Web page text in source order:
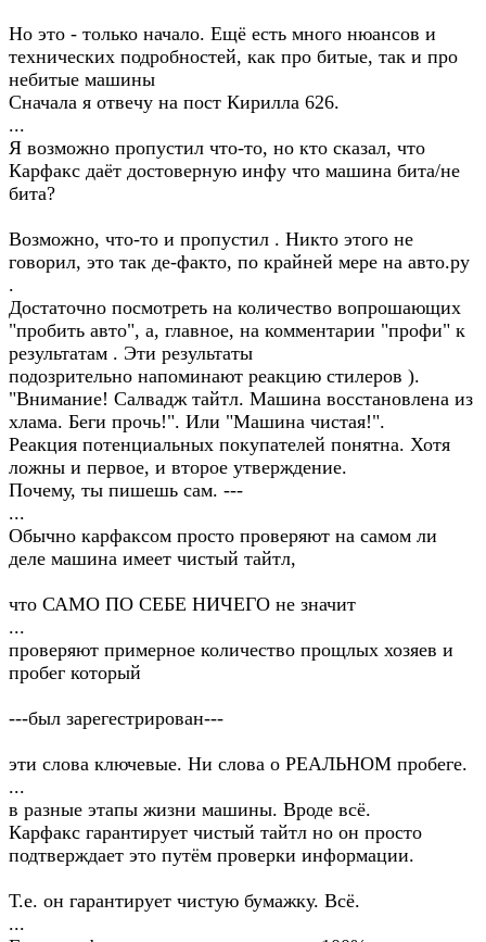
Но это - только начало. Ещё есть много нюансов и
технических подробностей, как про битые, так и про
небитые машины
Сначала я отвечу на пост Кирилла 626.
...
Я возможно пропустил что-то, но кто сказал, что
Карфакс даёт достоверную инфу что машина бита/не
бита?
Возможно, что-то и пропустил . Никто этого не
говорил, это так де-факто, по крайней мере на авто.ру
.
Достаточно посмотреть на количество вопрошающих
"пробить авто", а, главное, на комментарии "профи" к
результатам . Эти результаты
подозрительно напоминают реакцию стилеров ).
"Внимание! Салвадж тайтл. Машина восстановлена из
хлама. Беги прочь!". Или "Машина чистая!".
Реакция потенциальных покупателей понятна. Хотя
ложны и первое, и второе утверждение.
Почему, ты пишешь сам. ---
...
Обычно карфаксом просто проверяют на самом ли
деле машина имеет чистый тайтл,
что САМО ПО СЕБЕ НИЧЕГО не значит
...
проверяют примерное количество прощлых хозяев и
пробег который
---был зарегестрирован---
эти слова ключевые. Ни слова о РЕАЛЬНОМ пробеге.
...
в разные этапы жизни машины. Вроде всё.
Карфакс гарантирует чистый тайтл но он просто
подтверждает это путём проверки информации.
Т.е. он гарантирует чистую бумажку. Всё.
...